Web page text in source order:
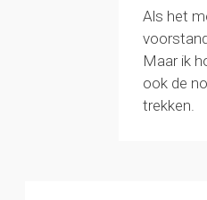
Als het
Maar ik
ook de
trekken.